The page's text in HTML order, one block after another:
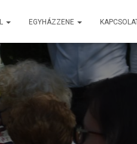
EGYHÁZZENE